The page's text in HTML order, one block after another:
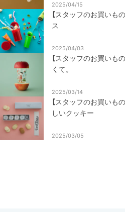
2025/04/15
【スタッフのお買いも
ス
2025/04/03
【スタッフのお買いも
くて。
2025/03/14
【スタッフのお買いも
しいクッキー
2025/03/05